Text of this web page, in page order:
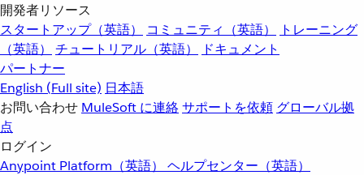
開発者リソース
スタートアップ（英語）
コミュニティ（英語）
トレーニング
（英語）
チュートリアル（英語）
ドキュメント
パートナー
English (Full site) 日本語
お問い合わせ MuleSoft に連絡サポートを依頼 グローバル拠
点
ログイン
Anypoint Platform（英語） ヘルプセンター（英語）